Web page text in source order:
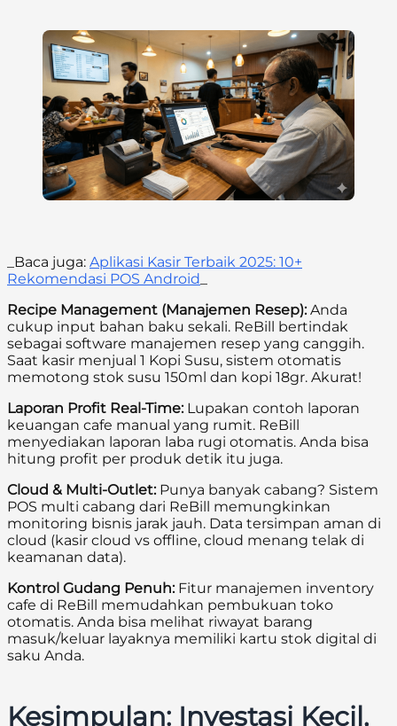
_Baca juga: Aplikasi Kasir Terbaik 2025: 10+
Rekomendasi POS Android
Recipe Management (Manajemen Resep):Anda
cukup input bahan baku sekali. ReBill bertindak
sebagai software manajemen resep yang canggih.
Saat kasir menjual 1 Kopi Susu, sistem otomatis
memotong stok susu 150ml dan kopi 18gr. Akurat!
Laporan Profit Real-Time:Lupakan contoh laporan
keuangan cafe manual yang rumit. ReBill
menyediakan laporan laba rugi otomatis. Anda bisa
hitung profit per produk detik itu juga.
Cloud & Multi-Outlet:Punya banyak cabang? Sistem
POS multi cabang dari ReBill memungkinkan
monitoring bisnis jarak jauh. Data tersimpan aman di
cloud (kasir cloud vs offline, cloud menang telak di
keamanan data).
Kontrol Gudang Penuh:Fitur manajemen inventory
cafe di ReBill memudahkan pembukuan toko
otomatis. Anda bisa melihat riwayat barang
masuk/keluar layaknya memiliki kartu stok digital di
saku Anda.
Kesimpulan: Investasi Kecil,